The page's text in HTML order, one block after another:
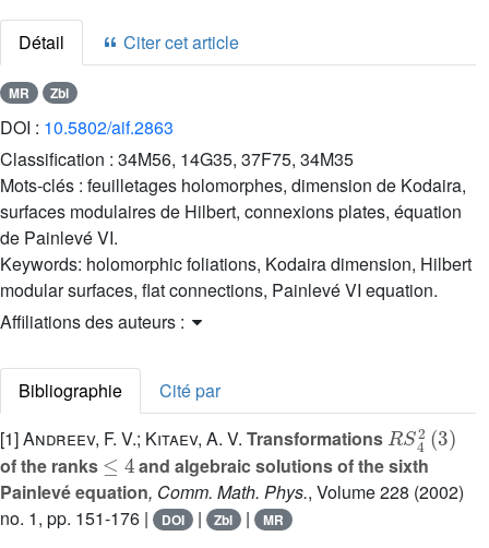
Détail Citer cet article
MR Zbl
DOI : 10.5802/aif.2863
Classification : 34M56, 14G35, 37F75, 34M35
Mots-clés : feuilletages holomorphes, dimension de Kodaira,
surfaces modulaires de Hilbert, connexions plates, équation
de Painlevé VI.
Keywords: holomorphic foliations, Kodaira dimension, Hilbert
modular surfaces, flat connections, Painlevé VI equation.
Affiliations des auteurs :
Bibliographie
Cité par
[1]Andreev, F. V.; Kitaev, A. V. Transformations
RS42(3)
of the ranks
≤4
and algebraic solutions of the sixth
Painlevé equation, Comm. Math. Phys., Volume 228 (2002)
no. 1, pp. 151-176 |
DOI | Zbl | MR